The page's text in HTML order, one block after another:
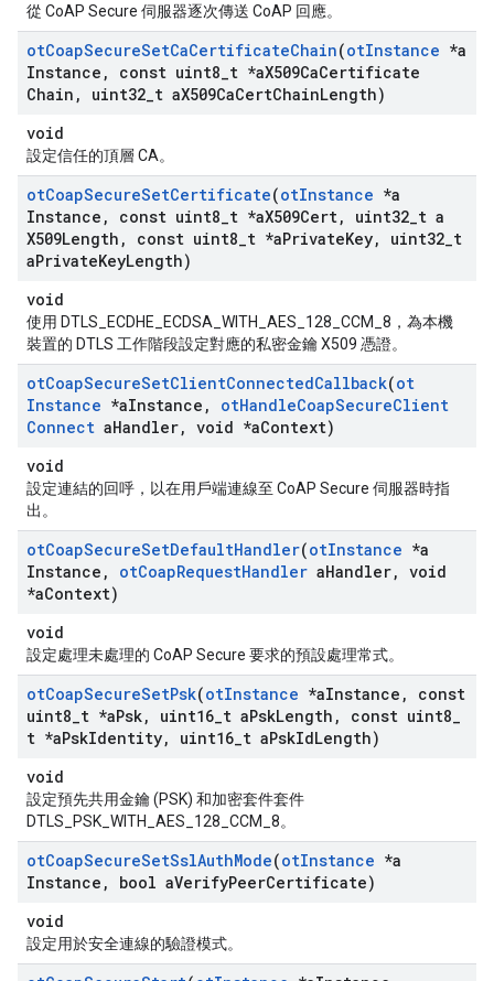
從 CoAP Secure 伺服器逐次傳送 CoAP 回應。
otCoapSecureSetCaCertificateChain(otInstance *a
Instance , const uint8 t *aX509CaCertificate
Chain , uint32 t aX509CaCertChainLength)
void
設定信任的頂層 CA。
otCoapSecureSetCertificate(otInstance *a
Instance , const uint8 t *aX509Cert, uint32 t a
X509Length , const uint8 t *aPrivateKey, uint32 t
aPrivateKeyLength)
void
使用 DTLS_ECDHE_ECDSA_WITH_AES_128_CCM_8，為本機
裝置的 DTLS 工作階段設定對應的私密金鑰 X509 憑證。
otCoapSecureSetClientConnectedCallback(ot
Instance *aInstance , otHandleCoapSecureClient
Connect aHandler, void *aContext)
void
設定連結的回呼，以在用戶端連線至 CoAP Secure 伺服器時指
出。
otCoapSecureSetDefaultHandler(otInstance *a
Instance , otCoapRequestHandler aHandler, void
*aContext)
void
設定處理未處理的 CoAP Secure 要求的預設處理常式。
otCoapSecureSetPsk(otInstance *aInstance ,
const
uint8 t *aPsk, uint16 t aPskLength , const uint8
t *aPskIdentity, uint16 t aPskIdLength)
void
設定預先共用金鑰 (PSK) 和加密套件套件
DTLS_PSK_WITH_AES_128_CCM_8。
otCoapSecureSetSslAuthMode(otInstance *a
Instance , bool aVerifyPeerCertificate)
void
設定用於安全連線的驗證模式。